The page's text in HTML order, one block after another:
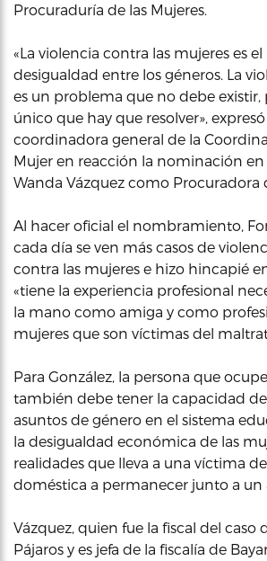
Procuraduría de las Mujeres.
«La violencia contra las mujeres es
desigualdad entre los géneros. La
es un problema que no debe existir,
único que hay que resolver»,
coordinadora general de la
Mujer en reacción la nominación en
Wanda Vázquez como Procuradora
Al hacer oficial el nombramiento,
cada día se ven más casos de
contra las mujeres e hizo hincapié
«tiene la experiencia profesional
la mano como amiga y como
mujeres que son víctimas del
Para González, la persona que
también debe tener la capacidad
asuntos de género en el sistema
la desigualdad económica de las
realidades que lleva a una víctima
doméstica a permanecer junto a un
Vázquez, quien fue la fiscal del caso
Pájaros y es jefa de la fiscalía de